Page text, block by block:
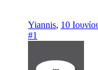
Yiannis, 10
#1